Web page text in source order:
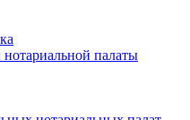
палаты